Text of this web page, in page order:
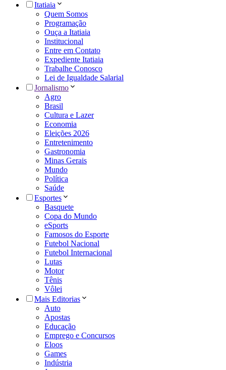
Itatiaia
Quem Somos
Programação
Ouça a Itatiaia
Institucional
Entre em Contato
Expediente Itatiaia
Trabalhe Conosco
Lei de Igualdade Salarial
Jornalismo
Agro
Brasil
Cultura e Lazer
Economia
Eleições 2026
Entretenimento
Gastronomia
Minas Gerais
Mundo
Política
Saúde
Esportes
Basquete
Copa do Mundo
eSports
Famosos do Esporte
Futebol Nacional
Futebol Internacional
Lutas
Motor
Tênis
Vôlei
Mais Editorias
Auto
Apostas
Educação
Emprego e Concursos
Eloos
Games
Indústria